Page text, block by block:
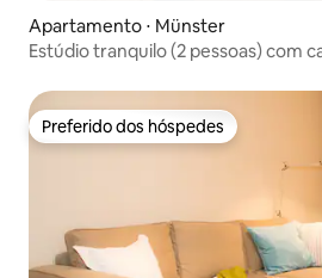
Apartamento ⋅ Münster
Estúdio tranquilo (2 pessoas) com
Preferido dos hóspedes
Preferido dos hóspedes